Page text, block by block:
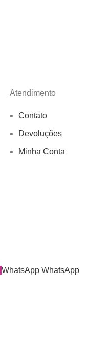
Atendimento
Contato
Devoluções
Minha Conta
WhatsApp WhatsApp